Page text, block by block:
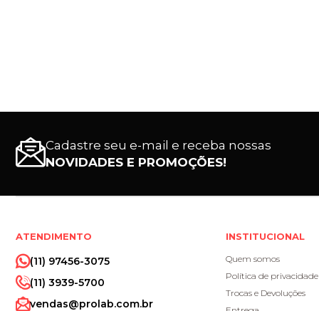
Cadastre seu e-mail e receba nossas
NOVIDADES E PROMOÇÕES!
ATENDIMENTO
(11) 97456-3075
(11) 3939-5700
vendas@prolab.com.br
INSTITUCIONAL
Quem somos
Política de privacidade
Trocas e Devoluções